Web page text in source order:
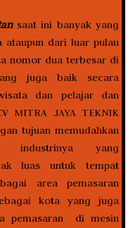
saat ini banyak yang
dari luar pulau
nomor dua terbesar di
juga baik secara
dan pelajar dan
MITRA JAYA TEKNIK
tujuan memudahkan
industrinya yang
luas untuk tempat
area pemasaran
kota yang juga
pemasaran di mesin